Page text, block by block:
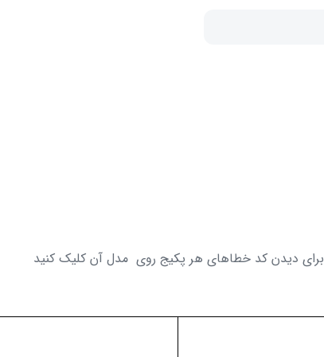
برای دیدن کد خطاهای هر پکیج روی مدل آن کلیک کنید